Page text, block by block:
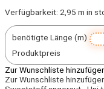
Verfügbarkeit: 2,95 m in
benötigte Länge (m)
Produktpreis
Zur Wunschliste
Zur Wunschliste